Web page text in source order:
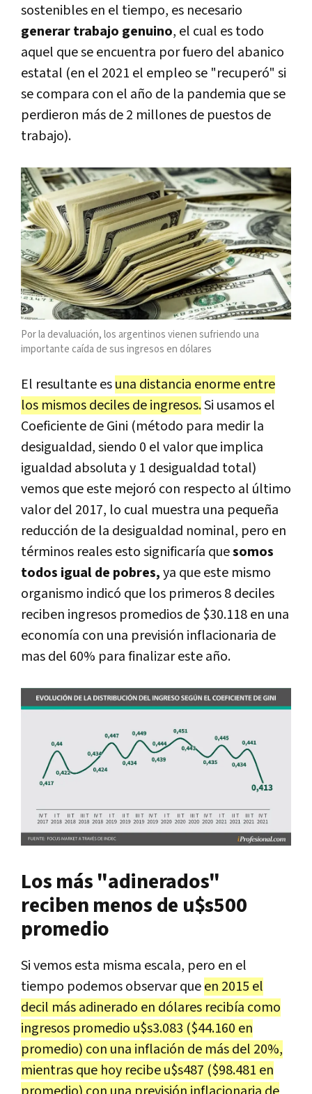
sostenibles en el tiempo, es necesario
generar trabajo genuino, el cual es todo
aquel que se encuentra por fuero del abanico
estatal (en el 2021 el empleo se "recuperó" si
se compara con el año de la pandemia que se
perdieron más de 2 millones de puestos de
trabajo).
Por la devaluación, los argentinos vienen sufriendo una
importante caída de sus ingresos en dólares
El resultante esuna distancia enorme entre
los mismos deciles de ingresos.Si usamos el
Coeficiente de Gini (método para medir la
desigualdad, siendo 0 el valor que implica
igualdad absoluta y 1 desigualdad total)
vemos que este mejoró con respecto al último
valor del 2017, lo cual muestra una pequeña
reducción de la desigualdad nominal, pero en
términos reales esto significaría quesomos
todos igual de pobres,ya que este mismo
organismo indicó que los primeros 8 deciles
reciben ingresos promedios de $30.118 en una
economía con una previsión inflacionaria de
mas del 60% para finalizar este año.
Los más "adinerados"
reciben menos de u$s500
promedio
Si vemos esta misma escala, pero en el
tiempo podemos observar queen 2015 el
decil más adinerado en dólares recibía como
ingresos promedio u$s3.083 ($44.160 en
promedio) con una inflación de más del 20%,
mientras que hoy recibe u$s487 ($98.481 en